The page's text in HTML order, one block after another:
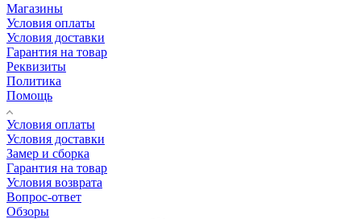
Магазины
Условия оплаты
Условия доставки
Гарантия на товар
Реквизиты
Политика
Помощь
Условия оплаты
Условия доставки
Замер и сборка
Гарантия на товар
Условия возврата
Вопрос-ответ
Обзоры